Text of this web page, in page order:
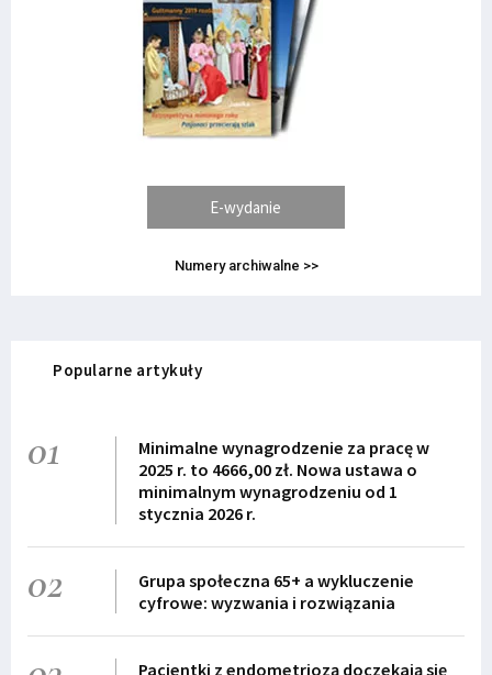
E-wydanie
Numery archiwalne >>
Popularne artykuły
01
Minimalne wynagrodzenie za pracę w
2025 r. to 4666,00 zł. Nowa ustawa o
minimalnym wynagrodzeniu od 1
stycznia 2026 r.
02
Grupa społeczna 65+ a wykluczenie
cyfrowe: wyzwania i rozwiązania
Pacjentki z endometriozą doczekają się